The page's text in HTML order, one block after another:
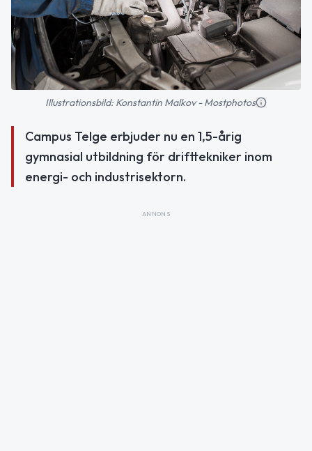
Illustrationsbild: Konstantin Malkov - Mostphotos
Campus Telge erbjuder nu en 1,5-årig
gymnasial utbildning för drifttekniker inom
energi- och industrisektorn.
ANNONS